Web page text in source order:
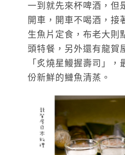
一到就先來杯啤酒，但
開車，開車不喝酒，接
生魚片定食，布老大則
頭特餐，另外還有龍賀
「炙燒星鰻握壽司」，
份新鮮的鰱魚清蒸。